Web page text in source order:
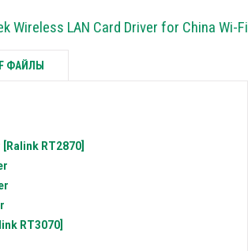
Wireless LAN Card Driver for China Wi-Fi
ФАЙЛЫ
RT2870]
RT3070]